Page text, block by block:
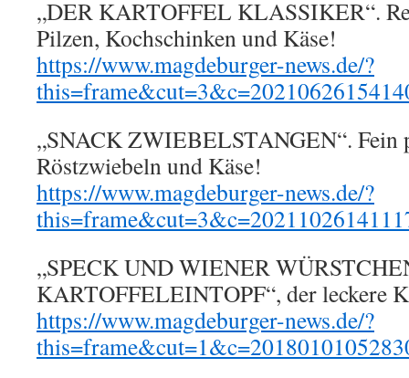
„DER KARTOFFEL KLASSIKER“.
Pilzen, Kochschinken und Käse!
https://www.magdeburger-news.de/?
„SNACK ZWIEBELSTANGEN“. Fein
Röstzwiebeln und Käse!
https://www.magdeburger-news.de/?
„SPECK UND WIENER
KARTOFFELEINTOPF“, der leckere
https://www.magdeburger-news.de/?